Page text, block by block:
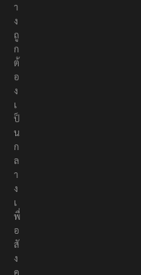
า
ง
ถู
ก
ต้
อ
ง
เ
ป็
น
ก
ล
า
ง
เ
พื่
อ
สั
ง
ค